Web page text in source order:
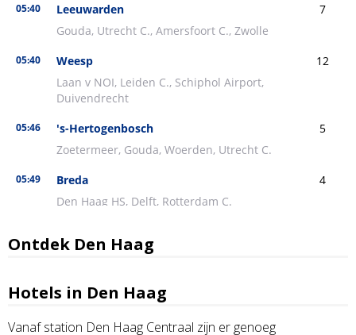
Ontdek Den Haag
Hotels in Den Haag
Vanaf station Den Haag Centraal zijn er genoeg